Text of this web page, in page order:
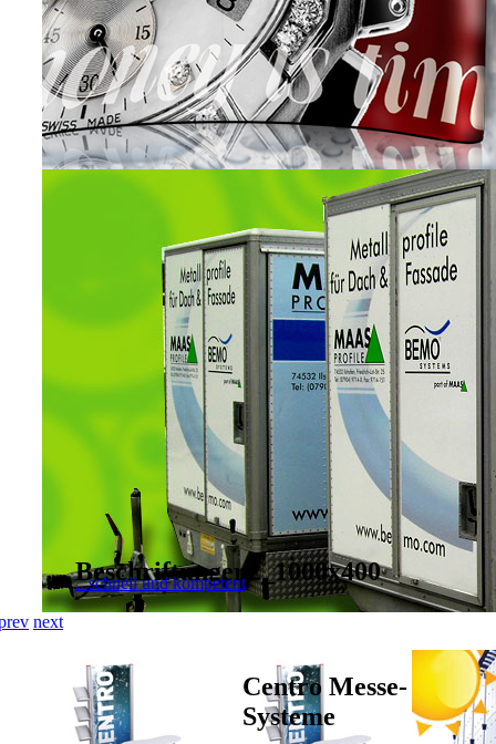
Beschriftungen2_1000x400
...schnell und kompetent
next
Centro Messe-
Systeme